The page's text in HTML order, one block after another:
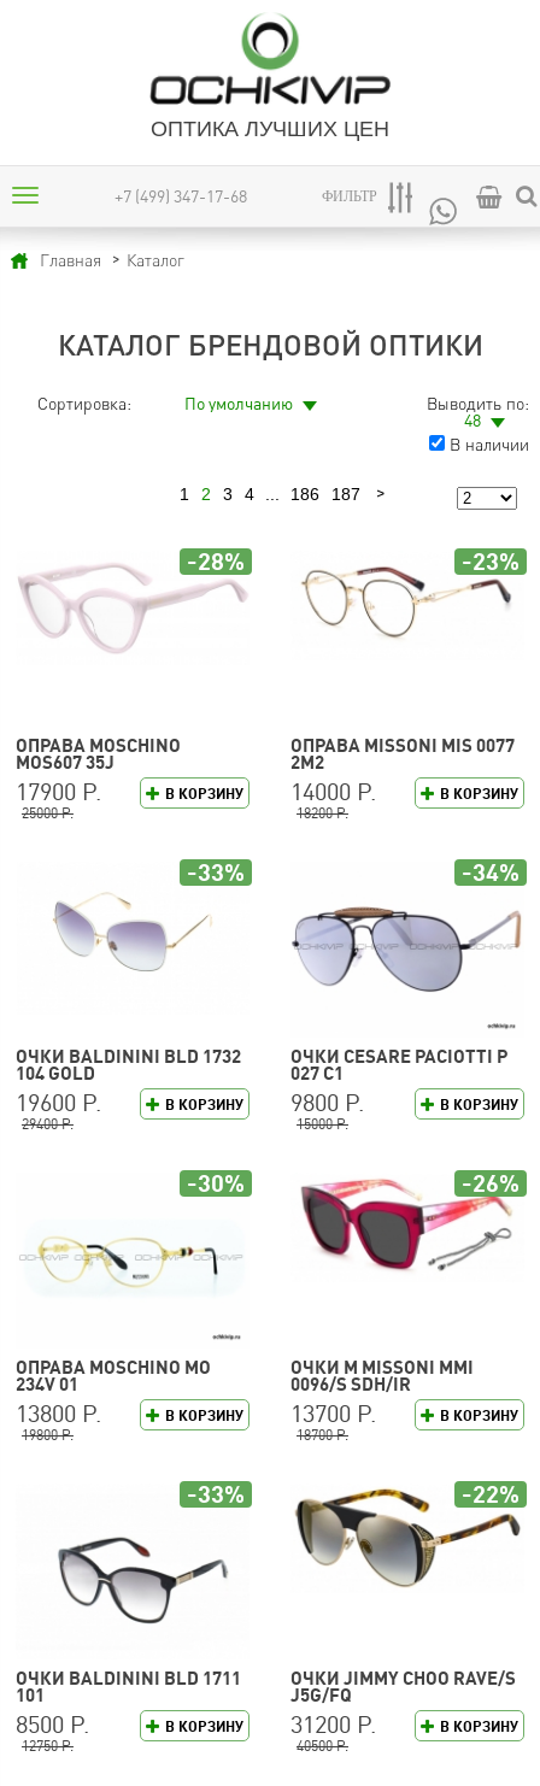
ОПТИКА ЛУЧШИХ ЦЕН
+7 (499) 347-17-68 ФИЛЬТР
Главная Каталог
КАТАЛОГ БРЕНДОВОЙ ОПТИКИ
Сортировка: По умолчанию
Выводить по:
48
В наличии
Предыдущая
1 2 3 4 186 187 Следующая
ОПРАВА MOSCHINO
MOS607 35J
В КОРЗИНУ
17900 Р.
25000 Р.
-28%
ОПРАВА MISSONI MIS 0077
2M2
В КОРЗИНУ
14000 Р.
18200 Р.
-23%
ОЧКИ BALDININI BLD 1732
104 GOLD
В КОРЗИНУ
19600 Р.
29400 Р.
-33%
ОЧКИ CESARE PACIOTTI P
027 C1
В КОРЗИНУ
9800 Р.
15000 Р.
-34%
ОПРАВА MOSCHINO MO
234V 01
В КОРЗИНУ
13800 Р.
19800 Р.
-30%
ОЧКИ M MISSONI MMI
0096/S SDH/IR
В КОРЗИНУ
13700 Р.
18700 Р.
-26%
ОЧКИ BALDININI BLD 1711
101
В КОРЗИНУ
8500 Р.
12750 Р.
-33%
ОЧКИ JIMMY CHOO RAVE/S
J5G/FQ
В КОРЗИНУ
31200 Р.
40500 Р.
-22%